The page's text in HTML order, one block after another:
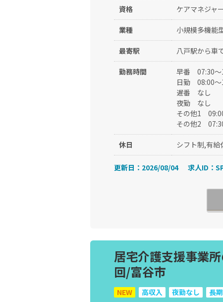
資格 ケアマネジャ
業種 小規模多機能
最寄駅 八戸駅から車
勤務時間 早番
07:30～
日勤
08:00〜
遅番
なし
夜勤
なし
その他1
その他2
休日 シフト制,有
更新日：2026/08/04 求人ID：
居宅介護支援事業
回/富谷市
NEW 高収入 夜勤なし 長